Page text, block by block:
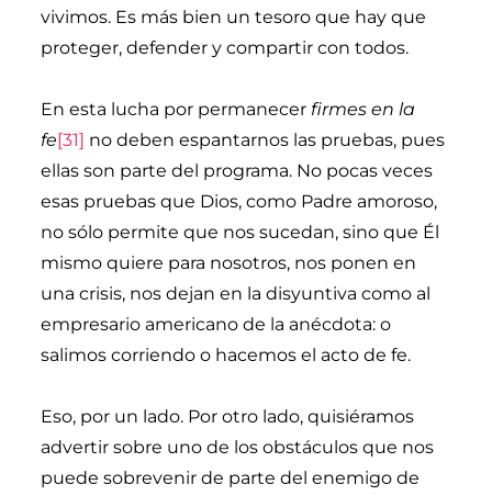
vivimos. Es más bien un tesoro que hay que
proteger, defender y compartir con todos.
En esta lucha por permanecer firmes en la
fe[31] no deben espantarnos las pruebas, pues
ellas son parte del programa. No pocas veces
esas pruebas que Dios, como Padre amoroso,
no sólo permite que nos sucedan, sino que Él
mismo quiere para nosotros, nos ponen en
una crisis, nos dejan en la disyuntiva como al
empresario americano de la anécdota: o
salimos corriendo o hacemos el acto de fe.
Eso, por un lado. Por otro lado, quisiéramos
advertir sobre uno de los obstáculos que nos
puede sobrevenir de parte del enemigo de